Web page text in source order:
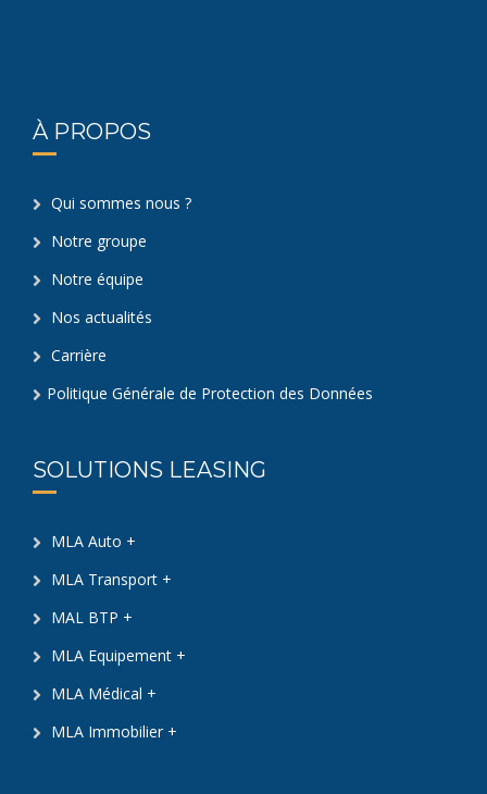
À PROPOS
Qui sommes nous ?
Notre groupe
Notre équipe
Nos actualités
Carrière
Politique Générale de Protection des Données
SOLUTIONS LEASING
MLA Auto +
MLA Transport +
MAL BTP +
MLA Equipement +
MLA Médical +
MLA Immobilier +